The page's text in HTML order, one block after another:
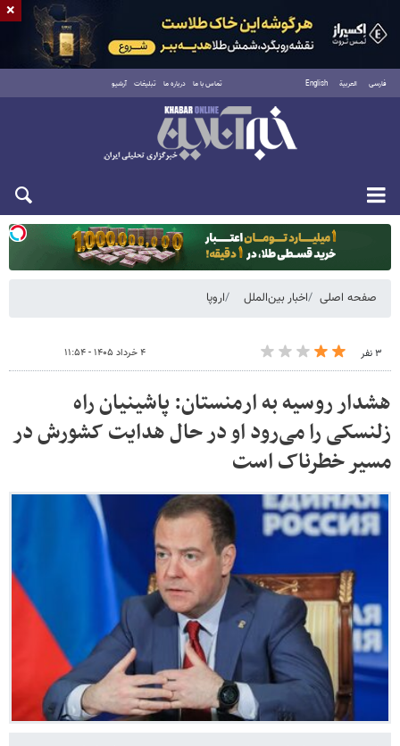
فارسی العربية English تماس با ما درباره ما تبلیغات آرشیو
دوشنبه ۱۹ مرداد ۱۴۰۵
صفحه اصلی اخبار بین‌الملل اروپا
۳ نفر ۴ خرداد ۱۴۰۵ - ۱۱:۵۴
هشدار روسیه به ارمنستان: پاشینیان راه
زلنسکی را می‌رود او در حال هدایت کشورش در
مسیر خطرناک است
×